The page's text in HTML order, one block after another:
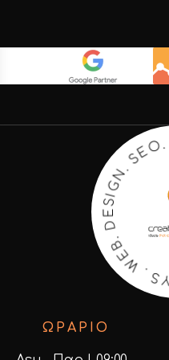
.
W
E
B
.
D
E
S
I
G
N
.
S
EO.M
ΩΡΑΡΙΟ